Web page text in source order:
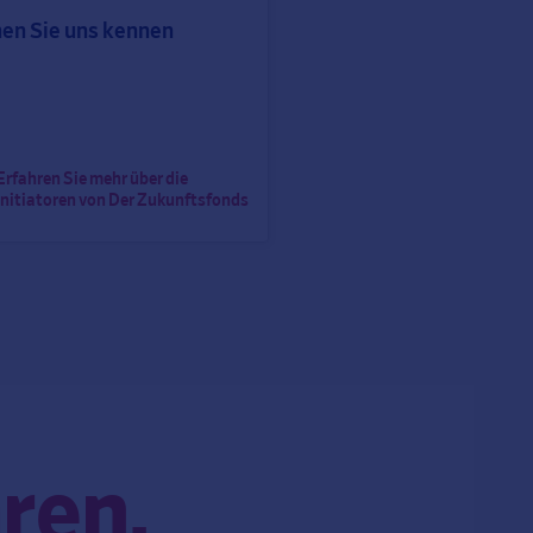
Sie uns kennen
Erfahren Sie mehr über die
Initiatoren von Der Zukunftsfonds